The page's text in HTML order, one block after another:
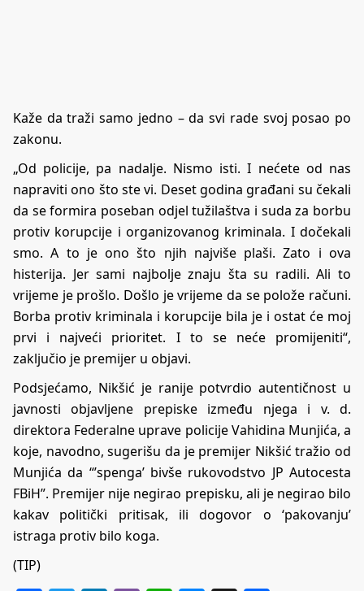
Kaže da traži samo jedno – da svi rade svoj posao po
zakonu.
„Od policije, pa nadalje. Nismo isti. I nećete od nas
napraviti ono što ste vi. Deset godina građani su čekali
da se formira poseban odjel tužilaštva i suda za borbu
protiv korupcije i organizovanog kriminala. I dočekali
smo. A to je ono što njih najviše plaši. Zato i ova
histerija. Jer sami najbolje znaju šta su radili. Ali to
vrijeme je prošlo. Došlo je vrijeme da se polože računi.
Borba protiv kriminala i korupcije bila je i ostat će moj
prvi i najveći prioritet. I to se neće promijeniti“,
zaključio je premijer u objavi.
Podsjećamo, Nikšić je ranije potvrdio autentičnost u
javnosti objavljene prepiske između njega i v. d.
direktora Federalne uprave policije Vahidina Munjića, a
koje, navodno, sugerišu da je premijer Nikšić tražio od
Munjića da “’spenga’ bivše rukovodstvo JP Autocesta
FBiH”. Premijer nije negirao prepisku, ali je negirao bilo
kakav politički pritisak, ili dogovor o ‘pakovanju’
istraga protiv bilo koga.
(TIP)